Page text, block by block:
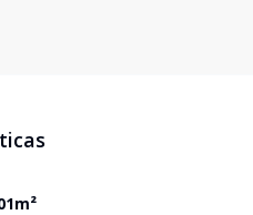
m²